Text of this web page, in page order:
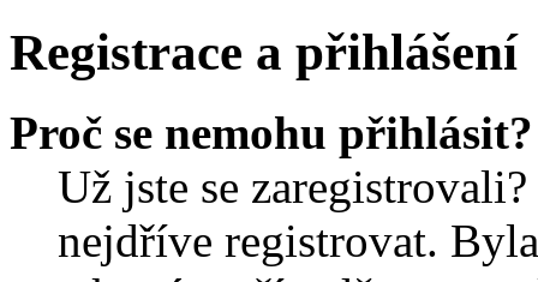
Registrace a přihlášení
Proč se nemohu přihlásit?
Už jste se
nejdříve registrovat.